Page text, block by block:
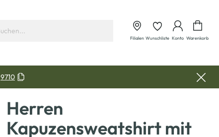
Filialen Wunschliste Konto Warenkorb
9710
Herren
Kapuzensweatshirt mit